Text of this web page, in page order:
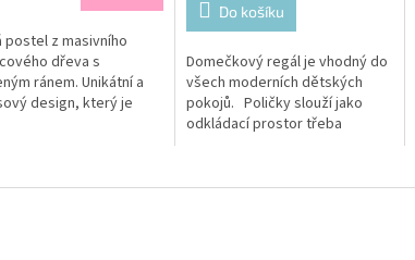
postel z masivního
dřeva s
ránem. Unikátní a
design, který je
Do košíku
Domečkový regál je vhodný do
všech moderních dětských
pokojů. Poličky slouží jako
odkládací prostor třeba